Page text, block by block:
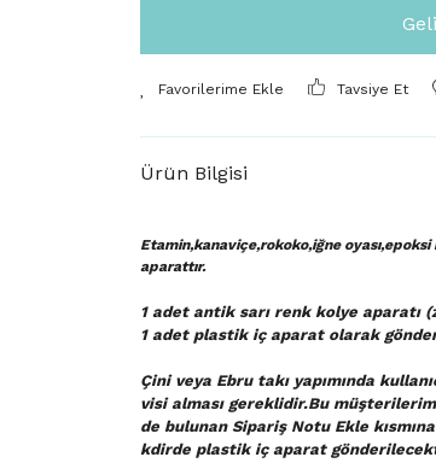
Tavsiye Et
Ürün Bilgisi
Etamin,kanaviçe,rokoko,iğne
aparattır.
1 adet antik sarı renk kolye aparatı
1 adet plastik iç aparat olarak
Çini veya Ebru takı yapımında
visi alması gereklidir.Bu
de bulunan Sipariş Notu Ekle
kdirde plastik iç aparat